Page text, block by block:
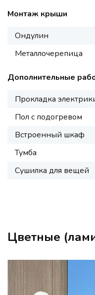
Монтаж крыши
Ондулин
Металлочерепица
Дополнительные
Прокладка
Пол с подогревом
Встроенный шкаф
Тумба
Сушилка для вещей
Цветные